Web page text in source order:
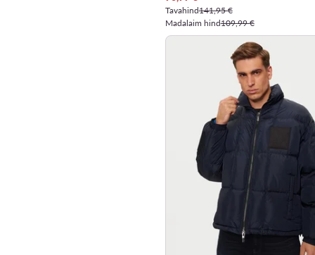
Tavahind141,95 €
Madalaim hind109,99 €